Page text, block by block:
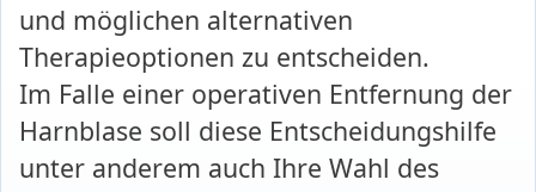
und möglichen alternativen
Therapieoptionen zu entscheiden.
Im Falle einer operativen Entfernung der
Harnblase soll diese Entscheidungshilfe
unter anderem auch Ihre Wahl des